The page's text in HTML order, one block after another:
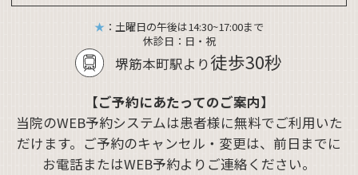
★ ：土曜日の午後は14:30~17:00まで
休診日： 日・祝
堺筋本町駅より徒歩30秒
【ご予約にあたってのご案内】
当院のWEB予約システムは患者様に無料でご利用いた
だけます。ご予約のキャンセル・変更は、前日までに
お電話またはWEB予約よりご連絡ください。